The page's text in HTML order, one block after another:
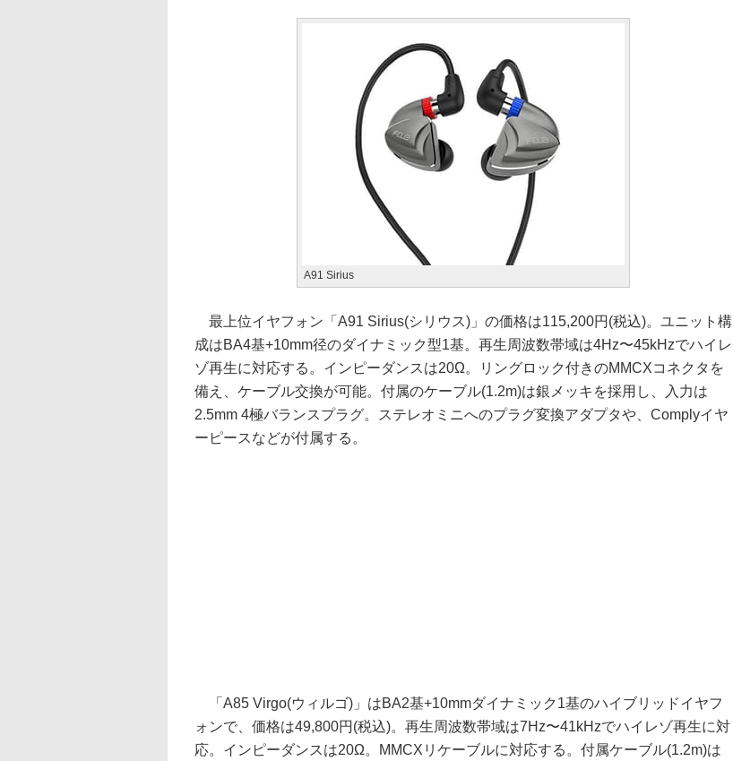
A91 Sirius
最上位イヤフォン「A91 Sirius(シリウス)」の価格は115,200円(税込)。ユニット構
成はBA4基+10mm径のダイナミック型1基。再生周波数帯域は4Hz〜45kHzでハイレ
ゾ再生に対応する。インピーダンスは20Ω。リングロック付きのMMCXコネクタを
備え、ケーブル交換が可能。付属のケーブル(1.2m)は銀メッキを採用し、入力は
2.5mm 4極バランスプラグ。ステレオミニへのプラグ変換アダプタや、Complyイヤ
ーピースなどが付属する。
「A85 Virgo(ウィルゴ)」はBA2基+10mmダイナミック1基のハイブリッドイヤフ
ォンで、価格は49,800円(税込)。再生周波数帯域は7Hz〜41kHzでハイレゾ再生に対
応。インピーダンスは20Ω。MMCXリケーブルに対応する。付属ケーブル(1.2m)は